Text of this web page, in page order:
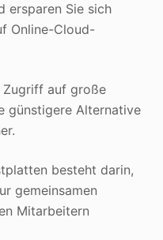
ersparen Sie sich
Online-Cloud-
Zugriff auf große
günstigere Alternative
besteht darin,
gemeinsamen
Mitarbeitern